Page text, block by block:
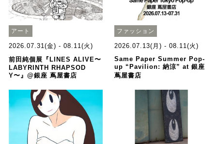
アート
2026.07.31(金) - 08.11(火)
前田純個展『LINES ALIVE〜
LABYRINTH RHAPSOD
Y〜』@銀座 蔦屋書店
ファッション
2026.07.13(月) - 08.11(火)
Same Paper Summer Pop-
up “Pavilion: 納涼” at 銀座
蔦屋書店